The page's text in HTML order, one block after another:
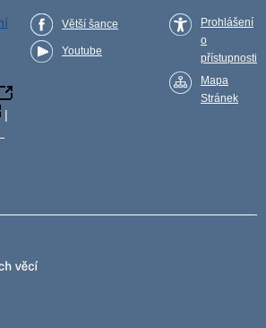
|
Větší šance
Youtube
Prohlášení
o
přístupnosti
Mapa
Stránek